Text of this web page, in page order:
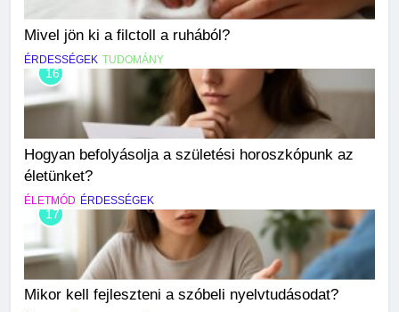
Mivel jön ki a filctoll a ruhából?
ÉRDESSÉGEK TUDOMÁNY
16
Hogyan befolyásolja a születési horoszkópunk az
életünket?
ÉLETMÓD ÉRDESSÉGEK
17
Mikor kell fejleszteni a szóbeli nyelvtudásodat?